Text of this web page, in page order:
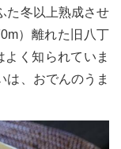
た冬以上熟成させ
）離れた旧八丁
く知られていま
は、おでんのうま